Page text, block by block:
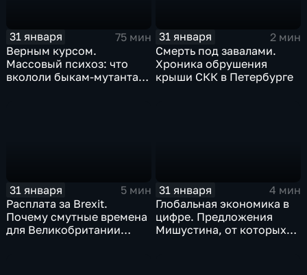
31 января
75 мин
Верным курсом.
Массовый психоз: что
вкололи быкам-мутантам,
31 января
2 мин
Смерть под завалами.
Хроника обрушения
крыши СКК в Петербурге
31 января
5 мин
Расплата за Brexit.
Почему смутные времена
для Великобритании
31 января
4 мин
Глобальная экономика в
цифре. Предложения
Мишустина, от которых